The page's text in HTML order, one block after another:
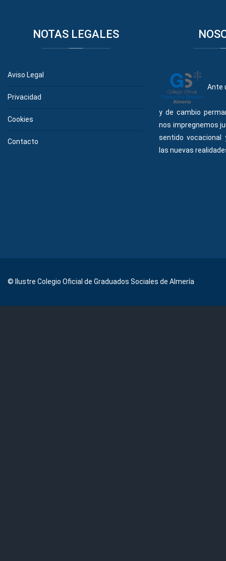
NOTASLEGALES
Aviso Legal
Privacidad
Cookies
Contacto
Ante
y de cambio
nos impregnemos
sentido
las nuevas
© Ilustre Colegio Oficial de Graduados Sociales de Almería